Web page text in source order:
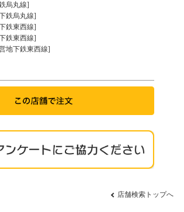
烏丸線]
鉄烏丸線]
鉄東西線]
鉄東西線]
地下鉄東西線]
店舗検索トップへ